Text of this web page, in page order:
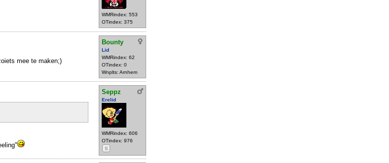
WMRindex: 553
OTindex: 375
Bounty
Lid
WMRindex: 62
OTindex: 0
Wnplts: Arnhem
mee te maken;)
Seppz
Erelid
WMRindex: 606
OTindex: 976
S